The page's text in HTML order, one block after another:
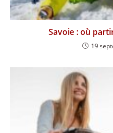
Savoie : où
19